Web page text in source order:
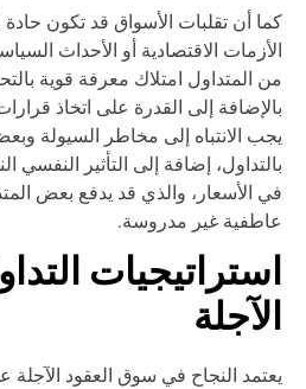
أن تقلبات الأسواق قد تكون حادة
الاقتصادية أو الأحداث السياسية
المتداول امتلاك معرفة قوية
إلى القدرة على اتخاذ
الانتباه إلى مخاطر السيولة وبعض
إضافة إلى التأثير النفسي
الأسعار، والذي قد يدفع بعض
غير مدروسة.
النجاح في سوق العقود الآجلة على